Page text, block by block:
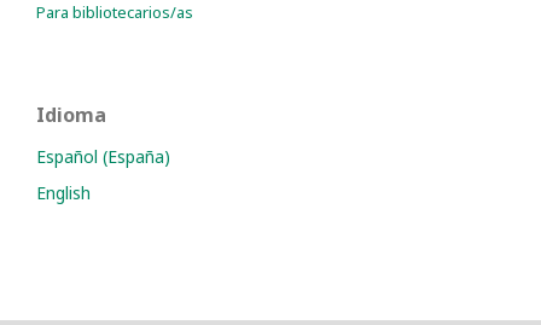
Para bibliotecarios/as
Idioma
Español (España)
English